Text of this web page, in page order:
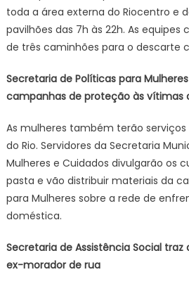
toda a área externa do Riocentro e
pavilhões das 7h às 22h. As
de três caminhões para o descarte
Secretaria de Políticas para
campanhas de proteção às vítimas
As mulheres também terão
do Rio. Servidores da Secretaria
Mulheres e Cuidados divulgarão os
pasta e vão distribuir materiais da
para Mulheres sobre a rede de
doméstica.
Secretaria de Assistência Social
ex-morador de rua